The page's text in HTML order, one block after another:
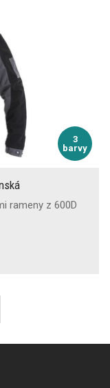
3
barvy
rameny z 600D